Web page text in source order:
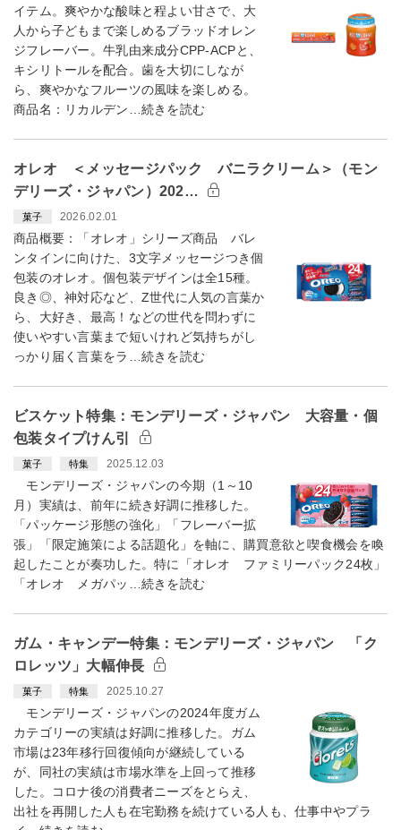
イテム。爽やかな酸味と程よい甘さで、大
人から子どもまで楽しめるブラッドオレン
ジフレーバー。牛乳由来成分CPP-ACPと、
キシリトールを配合。歯を大切にしなが
ら、爽やかなフルーツの風味を楽しめる。
商品名：リカルデン…続きを読む
オレオ ＜メッセージパック バニラクリーム＞（モン
デリーズ・ジャパン）202…
菓子 2026.02.01
商品概要：「オレオ」シリーズ商品 バレ
ンタインに向けた、3文字メッセージつき個
包装のオレオ。個包装デザインは全15種。
良き◎、神対応など、Z世代に人気の言葉か
ら、大好き、最高！などの世代を問わずに
使いやすい言葉まで短いけれど気持ちがし
っかり届く言葉をラ…続きを読む
ビスケット特集：モンデリーズ・ジャパン 大容量・個
包装タイプけん引
菓子 特集 2025.12.03
モンデリーズ・ジャパンの今期（1～10
月）実績は、前年に続き好調に推移した。
「パッケージ形態の強化」「フレーバー拡
張」「限定施策による話題化」を軸に、購買意欲と喫食機会を喚
起したことが奏功した。特に「オレオ ファミリーパック24枚」
「オレオ メガパッ…続きを読む
ガム・キャンデー特集：モンデリーズ・ジャパン 「ク
ロレッツ」大幅伸長
菓子 特集 2025.10.27
モンデリーズ・ジャパンの2024年度ガム
カテゴリーの実績は好調に推移した。ガム
市場は23年移行回復傾向が継続している
が、同社の実績は市場水準を上回って推移
した。コロナ後の消費者ニーズをとらえ、
出社を再開した人も在宅勤務を続けている人も、仕事中やプラ